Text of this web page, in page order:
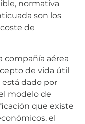
normativa
son los
de
compañía aérea
de vida útil
dado por
modelo de
que existe
el